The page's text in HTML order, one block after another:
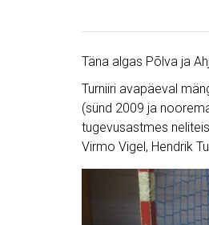
Täna algas Põlva ja
Turniiri avapäeval
(sünd 2009 ja
tugevusastmes
Virmo Vigel, Hendrik